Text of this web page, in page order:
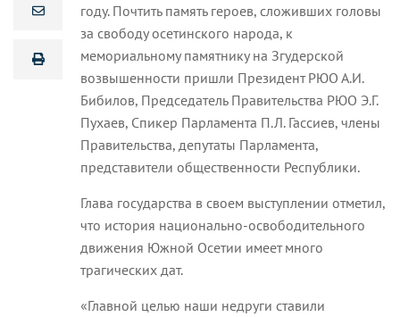
году. Почтить память героев, сложивших головы
за свободу осетинского народа, к
мемориальному памятнику на Згудерской
возвышенности пришли Президент РЮО А.И.
Бибилов, Председатель Правительства РЮО Э.Г.
Пухаев, Спикер Парламента П.Л. Гассиев, члены
Правительства, депутаты Парламента,
представители общественности Республики.
Глава государства в своем выступлении отметил,
что история национально-освободительного
движения Южной Осетии имеет много
трагических дат.
«Главной целью наши недруги ставили